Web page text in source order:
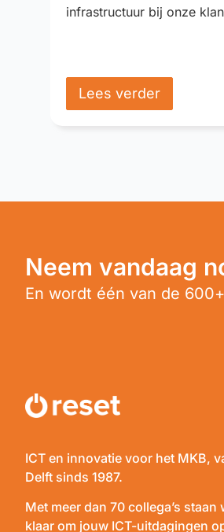
infrastructuur bij onze
Lees verder
Neem vandaag
En wordt één van de
ICT en innovatie voor het MKB,
Delft sinds 1987.
Met meer dan 70 collega’s staan
klaar om jouw ICT-uitdagingen